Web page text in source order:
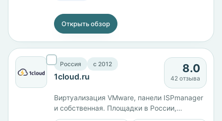
Открыть обзор
Россия c 2012
1cloud.ru
8.0
42 отзыва
Виртуализация VMware, панели ISPmanager
и собственная. Площадки в России,
Беларуси, Казахстане, Эстонии и